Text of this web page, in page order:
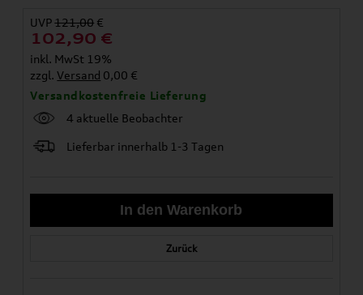
UVP121,00 €
102,90 €
inkl. MwSt 19%
zzgl.Versand 0,00 €
Versandkostenfreie Lieferung
4 aktuelle Beobachter
Lieferbar innerhalb 1-3 Tagen
Zurück